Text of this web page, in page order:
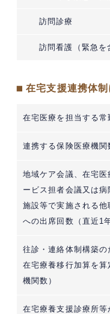
訪問診療
訪問看護（緊急を
■ 在宅支援連携体
在宅医療を担当する常
連携する保険医療機関
地域ケア会議、在宅
ービス担者会議又は
施設等で実施される
への出席回数（直近1
往診・連絡体制構築
在宅療養移行加算を
機関数）
在宅療養支援診療所